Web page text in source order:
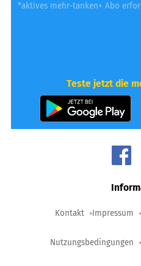
*aktives mehr-tanken+ Abo
Teste jetzt die
Kontakt Impressum
Nutzungsbedingungen